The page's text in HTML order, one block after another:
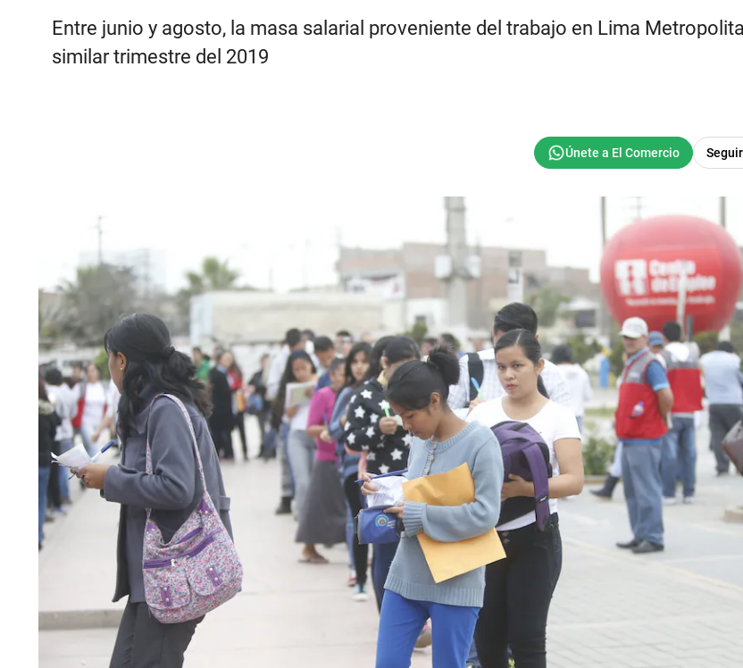
Entre junio y agosto, la masa salarial proveniente del trabajo en Lima
similar trimestre del 2019